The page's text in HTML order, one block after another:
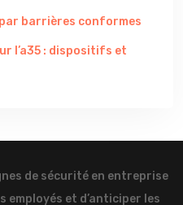
barrières conformes
l’a35 : dispositifs et
de sécurité en entreprise
employés et d’anticiper les